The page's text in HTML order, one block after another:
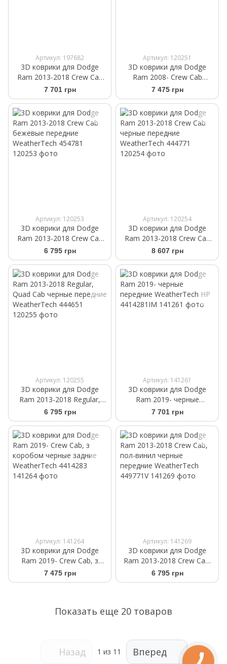
Артикул: 197682
3D коврики для Dodge
Ram 2013-2018 Crew Cab
черные передние
WeatherTech HP 444781IM
7 701 грн
Артикул: 120251
3D коврики для Dodge
Ram 2008- Crew Cab
бежевые задние
WeatherTech 452163
7 475 грн
Артикул: 120253
3D коврики для Dodge
Ram 2013-2018 Crew Cab
бежевые передние
WeatherTech 454781
6 795 грн
Артикул: 120254
3D коврики для Dodge
Ram 2013-2018 Crew Cab
черные передние
WeatherTech 444771
8 607 грн
Артикул: 120255
3D коврики для Dodge
Ram 2013-2018 Regular,
Quad Cab черные передние
WeatherTech 444651
6 795 грн
Артикул: 141261
3D коврики для Dodge
Ram 2019- черные
передние WeatherTech HP
4414281IM
7 701 грн
Артикул: 141264
3D коврики для Dodge
Ram 2019- Crew Cab, з
коробом черные задние
WeatherTech 4414283
7 475 грн
Артикул: 141269
3D коврики для Dodge
Ram 2013-2018 Crew Cab,
пол-винил черные
передние WeatherTech
6 795 грн
Показать еще 20 товаров
Назад 1 из 11 Вперед